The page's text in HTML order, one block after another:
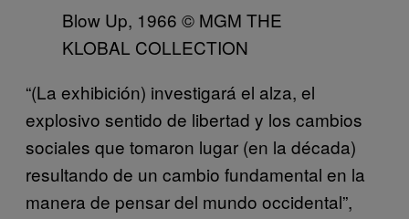
Blow Up, 1966 © MGM THE
KLOBAL COLLECTION
“(La exhibición) investigará el alza, el
explosivo sentido de libertad y los cambios
sociales que tomaron lugar (en la década)
resultando de un cambio fundamental en la
manera de pensar del mundo occidental”,